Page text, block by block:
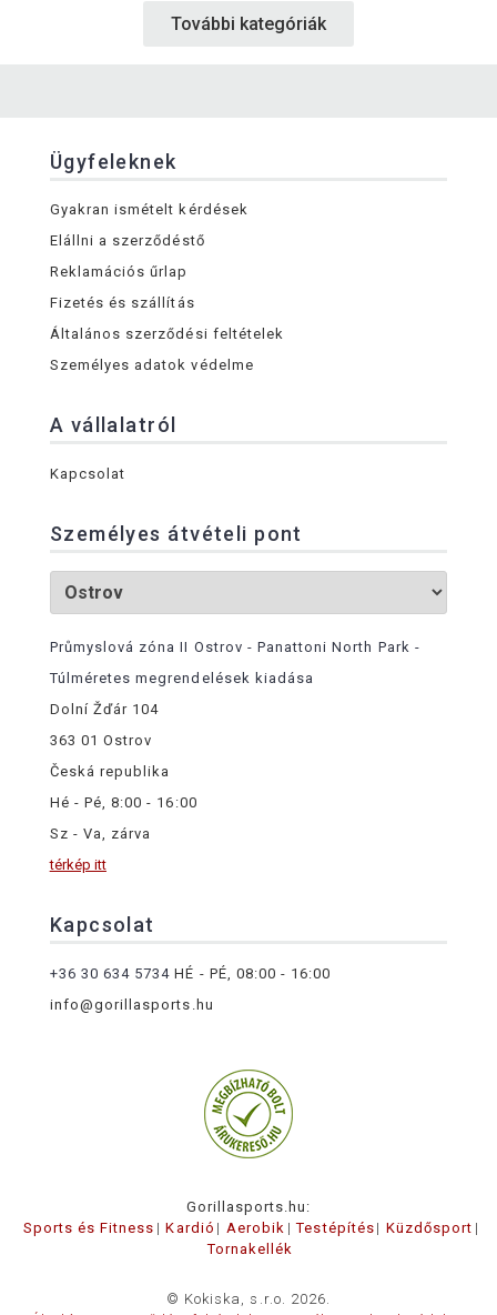
További kategóriák
Ügyfeleknek
Gyakran ismételt kérdések
Elállni a szerződéstő
Reklamációs űrlap
Fizetés és szállítás
Általános szerződési feltételek
Személyes adatok védelme
A vállalatról
Kapcsolat
Személyes átvételi pont
Průmyslová zóna II Ostrov - Panattoni North Park -
Túlméretes megrendelések kiadása
Dolní Žďár 104
363 01 Ostrov
Česká republika
Hé - Pé, 8:00 - 16:00
Sz - Va, zárva
térkép itt
Kapcsolat
+36 30 634 5734 HÉ - PÉ, 08:00 - 16:00
info@gorillasports.hu
Gorillasports.hu:
Sports és Fitness
Kardió Aerobik Testépítés
Küzdősport
Tornakellék
© Kokiska, s.r.o. 2026.